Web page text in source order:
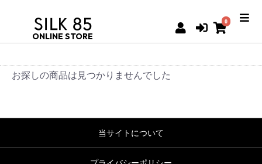
ONLINE STORE
0
お探しの商品は見つかりませんでした
当サイトについて